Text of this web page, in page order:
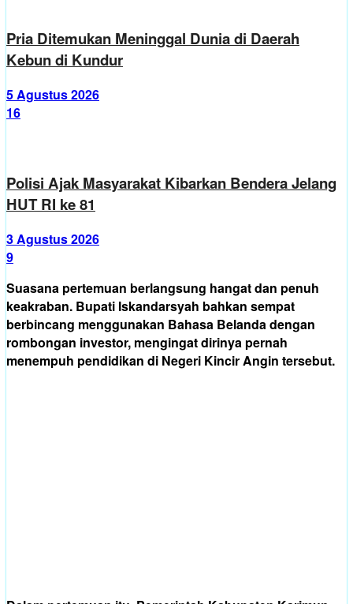
Pria Ditemukan Meninggal Dunia di Daerah
Kebun di Kundur
5 Agustus 2026
16
Polisi Ajak Masyarakat Kibarkan Bendera Jelang
HUT RI ke 81
3 Agustus 2026
9
Suasana pertemuan berlangsung hangat dan penuh
keakraban. Bupati Iskandarsyah bahkan sempat
berbincang menggunakan Bahasa Belanda dengan
rombongan investor, mengingat dirinya pernah
menempuh pendidikan di Negeri Kincir Angin tersebut.